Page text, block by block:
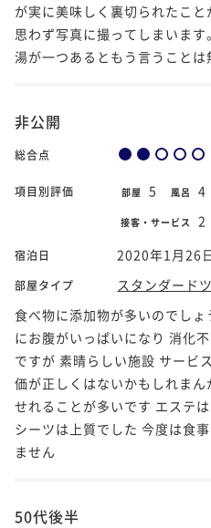
が実に美味しく裏切られたこ
思わず写真に撮ってしまいま
湯が一つあるともう言うことは
非公開
総合点
項目別評価 部屋 5 風呂 4
接客・サービス 2
宿泊日 2020年1月26
部屋タイプ
スタンダード
食べ物に添加物が多いのでし
にお腹がいっぱいになり 消化
ですが 素晴らしい施設 サービ
価が正しくはないかもしれま
せれることが多いです エステ
シーツは上質でした 今度は食
ません
50代後半